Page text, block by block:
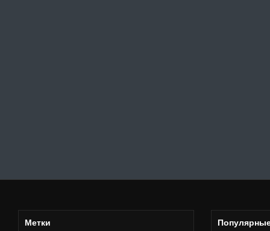
Метки